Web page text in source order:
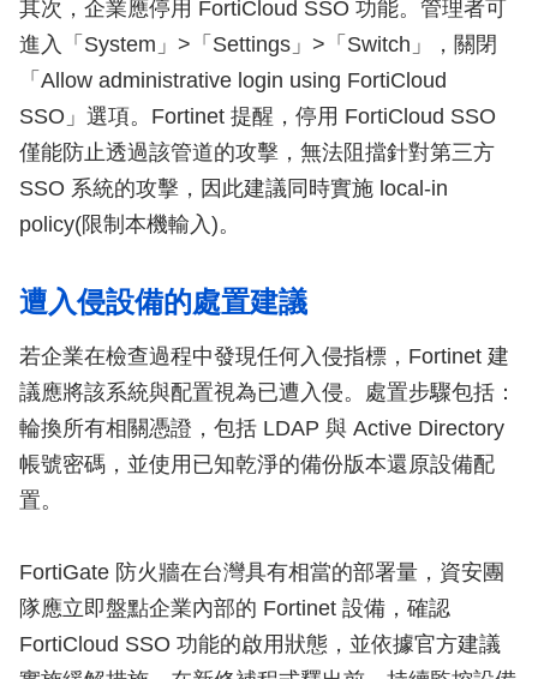
其次，企業應停用 FortiCloud SSO 功能。管理者可
進入「System」>「Settings」>「Switch」，關閉
「Allow administrative login using FortiCloud
SSO」選項。Fortinet 提醒，停用 FortiCloud SSO
僅能防止透過該管道的攻擊，無法阻擋針對第三方
SSO 系統的攻擊，因此建議同時實施 local-in
policy(限制本機輸入)。
遭入侵設備的處置建議
若企業在檢查過程中發現任何入侵指標，Fortinet 建
議應將該系統與配置視為已遭入侵。處置步驟包括：
輪換所有相關憑證，包括 LDAP 與 Active Directory
帳號密碼，並使用已知乾淨的備份版本還原設備配
置。
FortiGate 防火牆在台灣具有相當的部署量，資安團
隊應立即盤點企業內部的 Fortinet 設備，確認
FortiCloud SSO 功能的啟用狀態，並依據官方建議